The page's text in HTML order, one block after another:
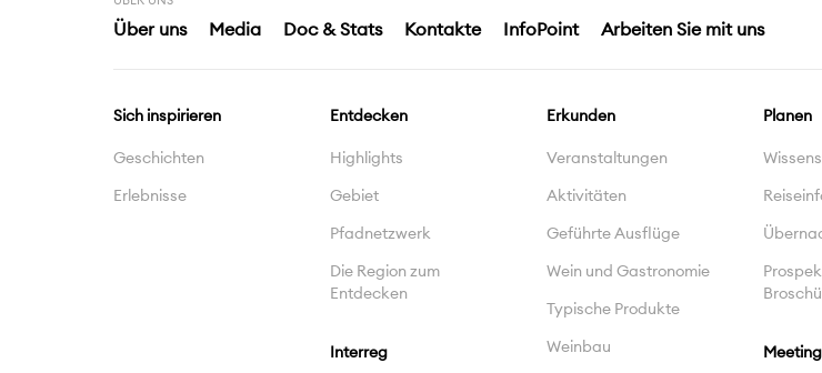
Über uns Media Doc & Stats Kontakte InfoPoint Arbeiten Sie mit uns
Sich inspirieren
Geschichten
Erlebnisse
Entdecken
Highlights
Gebiet
Pfadnetzwerk
Die Region zum
Entdecken
Interreg
Erkunden
Veranstaltungen
Aktivitäten
Geführte Ausflüge
Wein und Gastronomie
Typische Produkte
Weinbau
Planen